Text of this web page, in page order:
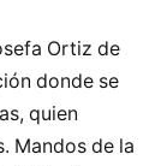
Ortiz de
donde se
quien
Mandos de la